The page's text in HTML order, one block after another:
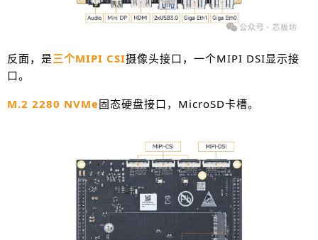
反面，是三个MIPI CSI摄像头接口，一个MIPI DSI显示接
口。
M.2 2280 NVMe固态硬盘接口，MicroSD卡槽。